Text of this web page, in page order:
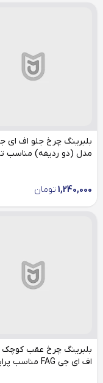
مدل (دو ردیفه) مناسب
1,240,000 تومان
بلبرینگ چرخ عقب کوچک
اف ای جی FAG مناسب پراید